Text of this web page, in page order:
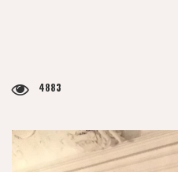
4883